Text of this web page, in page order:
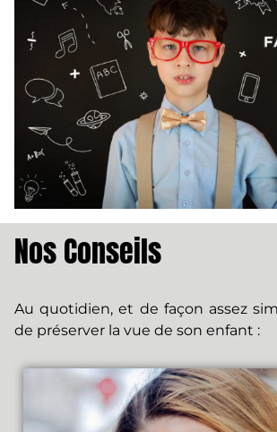
Nos Conseils
Au quotidien, et de façon assez
de préserver la vue de son enfant :